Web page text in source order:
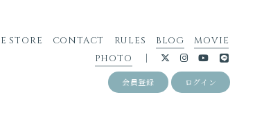
STORE CONTACT RULES BLOG
MOVIE
PHOTO
会員登録 ログイン